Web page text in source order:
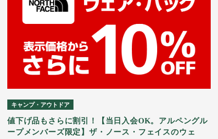
キャンプ・アウトドア
値下げ品もさらに割引！【当日入会OK。アルペングル
ープメンバーズ限定】ザ・ノース・フェイスのウェ